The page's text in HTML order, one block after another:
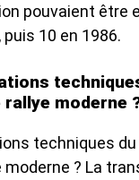
pouvaient être
10 en 1986.
moderne
techniques du
moderne ? La